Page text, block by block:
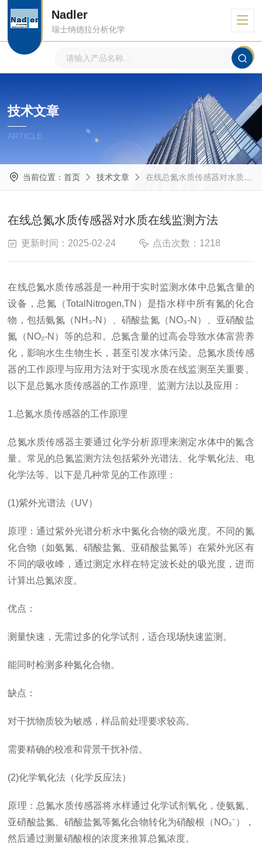
Nadler
瑞士纳德拉分析化学
技术文章
ARTICLE
当前位置： 首页 技术文章 在线总氮水质传感器对水质在线监测方法
在线总氮水质传感器对水质在线监测方法
更新时间：2025-02-24 点击次数：1218
在线总氮水质传感器是一种用于实时监测水体中总氮含量的
设备，总氮（TotalNitrogen,TN）是指水样中所有氮的化合
物，包括氨氮（NH₃-N）、硝酸盐氮（NO₃-N）、亚硝酸盐
氮（NO₂-N）等的总和。总氮含量的过高会导致水体富营养
化，影响水生生物生长，甚至引发水体污染。总氮水质传感
器的工作原理与应用方法对于实现水质在线监测至关重要。
以下是总氮水质传感器的工作原理、监测方法以及应用：
1.总氮水质传感器的工作原理
总氮水质传感器主要通过化学分析原理来测定水体中的氮含
量。常见的总氮监测方法包括紫外光谱法、化学氧化法、电
化学法等。以下是几种常见的工作原理：
(1)紫外光谱法（UV）
原理：通过紫外光谱分析水中氮化合物的吸光度。不同的氮
化合物（如氨氮、硝酸盐氮、亚硝酸盐氮等）在紫外光区有
不同的吸收峰，通过测定水样在特定波长处的吸光度，进而
计算出总氮浓度。
优点：
测量快速，无需过多的化学试剂，适合现场快速监测。
能同时检测多种氮化合物。
缺点：
对干扰物质较为敏感，样品前处理要求较高。
需要精确的校准和背景干扰补偿。
(2)化学氧化法（化学反应法）
原理：总氮水质传感器将水样通过化学试剂氧化，使氨氮、
亚硝酸盐氮、硝酸盐氮等氮化合物转化为硝酸根（NO₃⁻），
然后通过测量硝酸根的浓度来推算总氮浓度。